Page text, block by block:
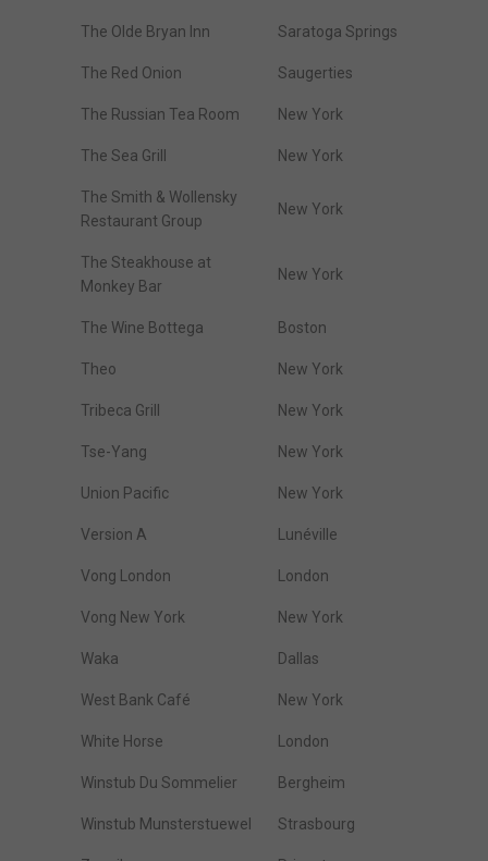
The Olde Bryan Inn Saratoga Springs
The Red Onion Saugerties
The Russian Tea Room New York
The Sea Grill New York
The Smith & Wollensky
Restaurant Group
New York
The Steakhouse at
Monkey Bar
New York
The Wine Bottega Boston
Theo New York
Tribeca Grill New York
Tse-Yang New York
Union Pacific New York
Version A Lunéville
Vong London London
Vong New York New York
Waka Dallas
West Bank Café New York
White Horse London
Winstub Du Sommelier Bergheim
Winstub Munsterstuewel Strasbourg